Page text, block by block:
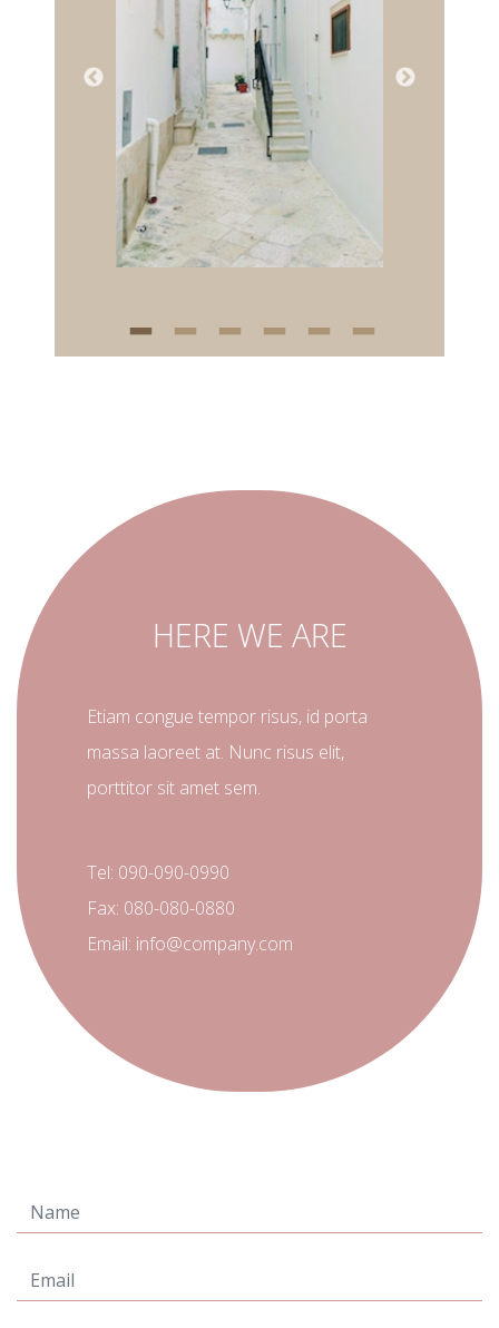
HERE WE ARE
Etiam congue tempor risus, id porta
massa laoreet at. Nunc risus elit,
porttitor sit amet sem.
Tel: 090-090-0990
Fax: 080-080-0880
Email: info@company.com